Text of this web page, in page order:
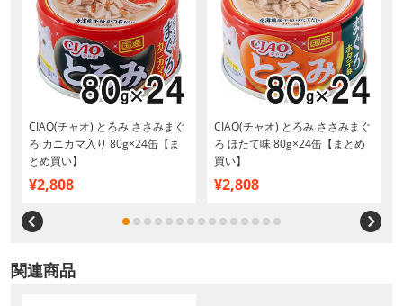
CIAO(チャオ) とろみ ささみまぐ
ろ カニカマ入り 80g×24缶【ま
とめ買い】
¥2,808
CIAO(チャオ) とろみ ささみまぐ
ろ ほたて味 80g×24缶【まとめ
買い】
¥2,808
関連商品